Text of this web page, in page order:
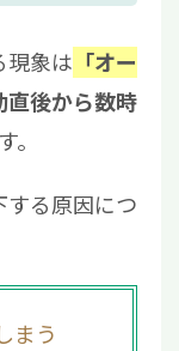
間続くの？
そう
現象は 「オー
直後から数時
。
する原因につ
まう